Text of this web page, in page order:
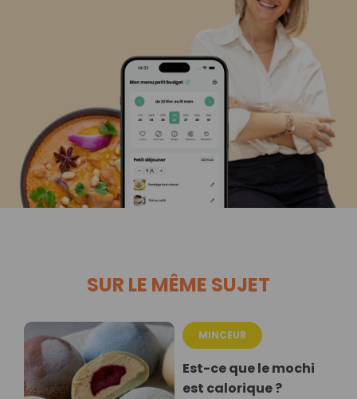
SUR LE MÊME SUJET
MINCEUR
Est-ce que le mochi
est calorique ?